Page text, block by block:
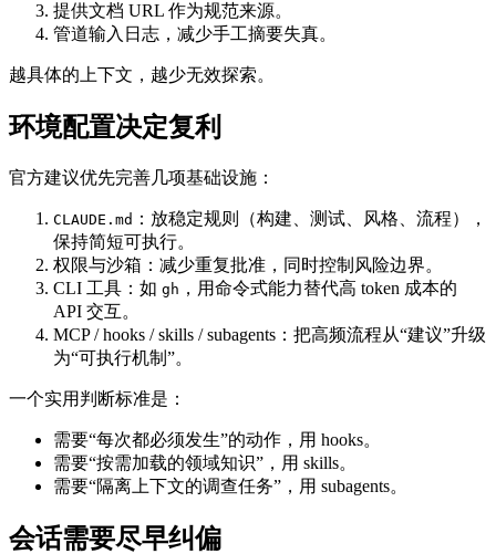
提供文档 URL 作为规范来源。
管道输入日志，减少手工摘要失真。
越具体的上下文，越少无效探索。
环境配置决定复利
官方建议优先完善几项基础设施：
CLAUDE.md ：放稳定规则（构建、测试、风格、流程），
保持简短可执行。
权限与沙箱：减少重复批准，同时控制风险边界。
CLI 工具：如 gh ，用命令式能力替代高 token 成本的
API 交互。
MCP / hooks / skills / subagents：把高频流程从“建议”升级
为“可执行机制”。
一个实用判断标准是：
需要“每次都必须发生”的动作，用 hooks。
需要“按需加载的领域知识”，用 skills。
需要“隔离上下文的调查任务”，用 subagents。
会话需要尽早纠偏